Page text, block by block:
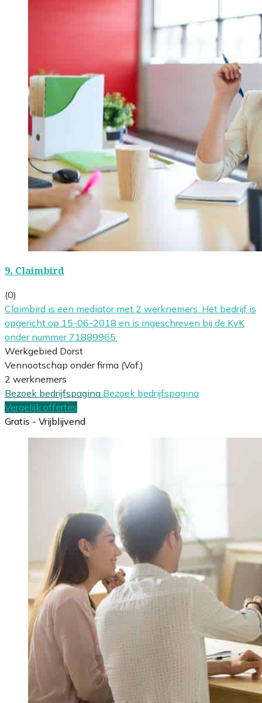
9. Claimbird
(0)
Claimbird is een mediator met 2 werknemers. Het bedrijf is
opgericht op 15-06-2018 en is ingeschreven bij de KvK
onder nummer 71889965.
Werkgebied Dorst
Vennootschap onder firma (Vof.)
2 werknemers
Bezoek bedrijfspagina Bezoek bedrijfspagina
Vergelijk offertes
Gratis - Vrijblijvend